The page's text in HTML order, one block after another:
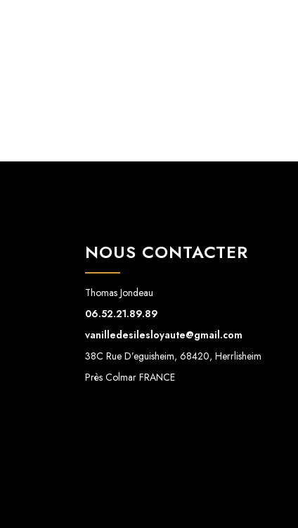
NOUS CONTACTER
Thomas Jondeau
06.52.21.89.89
vanilledesilesloyaute@gmail.com
38C Rue D’eguisheim, 68420, Herrlisheim
Près Colmar FRANCE